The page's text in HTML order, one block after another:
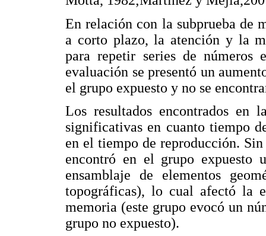
En relación con la subprueba de
a corto plazo, la atención y la
para repetir series de números
evaluación se presentó un
el grupo expuesto y no se
Los resultados encontrados en
significativas en cuanto tiempo
en el tiempo de reproducción.
encontró en el grupo expuesto
ensamblaje de elementos
topográficas), lo cual afectó la
memoria (este grupo evocó un
grupo no expuesto).